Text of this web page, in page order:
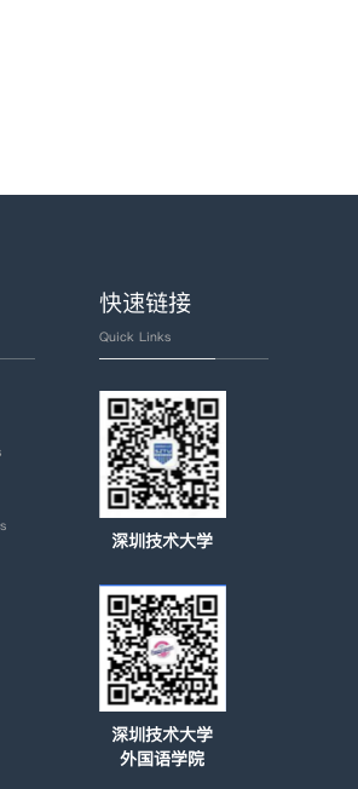
快速链接
Quick Links
深圳技术大学
深圳技术大学
外国语学院